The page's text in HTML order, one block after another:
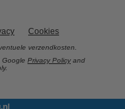
Cookies
verzendkosten.
Google Privacy Policy and